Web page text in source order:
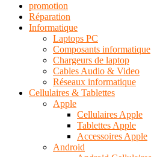
promotion
Réparation
Informatique
Laptops PC
Composants informatique
Chargeurs de laptop
Cables Audio & Video
Réseaux informatique
Cellulaires & Tablettes
Apple
Cellulaires Apple
Tablettes Apple
Accessoires Apple
Android